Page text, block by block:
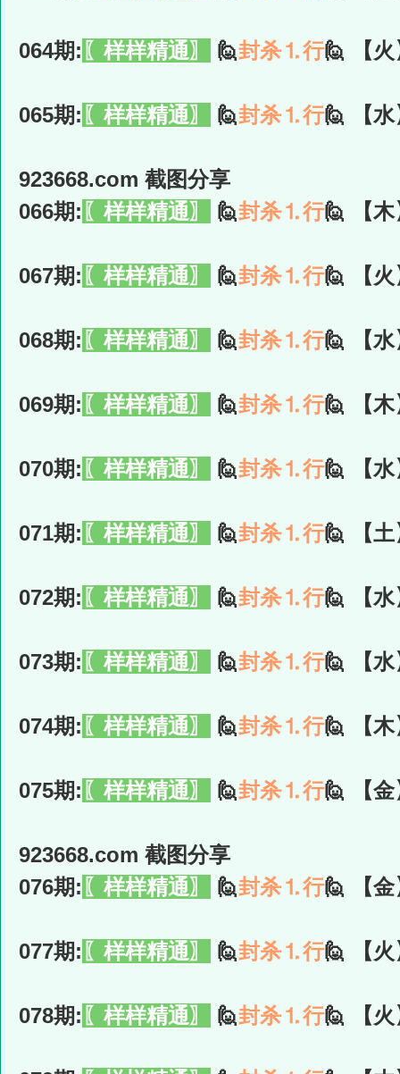
064期: 〖样样精通〗 🙋封杀⒈行🙋 【
065期: 〖样样精通〗 🙋封杀⒈行🙋 【
923668.com 截图分享
066期: 〖样样精通〗 🙋封杀⒈行🙋 【
067期: 〖样样精通〗 🙋封杀⒈行🙋 【
068期: 〖样样精通〗 🙋封杀⒈行🙋 【
069期: 〖样样精通〗 🙋封杀⒈行🙋 【
070期: 〖样样精通〗 🙋封杀⒈行🙋 【
071期: 〖样样精通〗 🙋封杀⒈行🙋 【
072期: 〖样样精通〗 🙋封杀⒈行🙋 【
073期: 〖样样精通〗 🙋封杀⒈行🙋 【
074期: 〖样样精通〗 🙋封杀⒈行🙋 【
075期: 〖样样精通〗 🙋封杀⒈行🙋 【
923668.com 截图分享
076期: 〖样样精通〗 🙋封杀⒈行🙋 【
077期: 〖样样精通〗 🙋封杀⒈行🙋 【
078期: 〖样样精通〗 🙋封杀⒈行🙋 【